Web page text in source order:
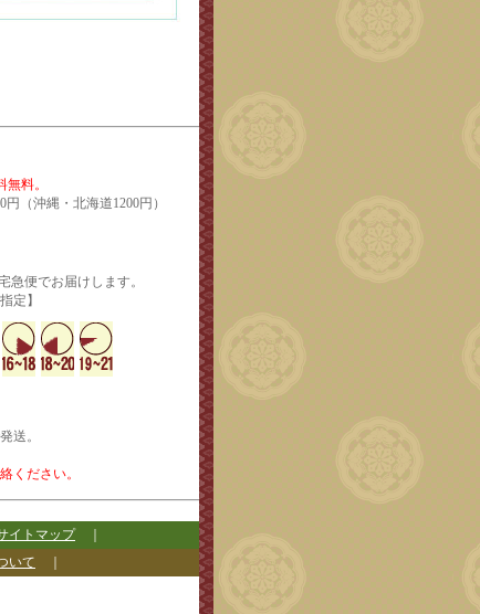
料。
（沖縄・北海道1200円）
急便でお届けします。
送。
ください。
イトマップ｜
いて